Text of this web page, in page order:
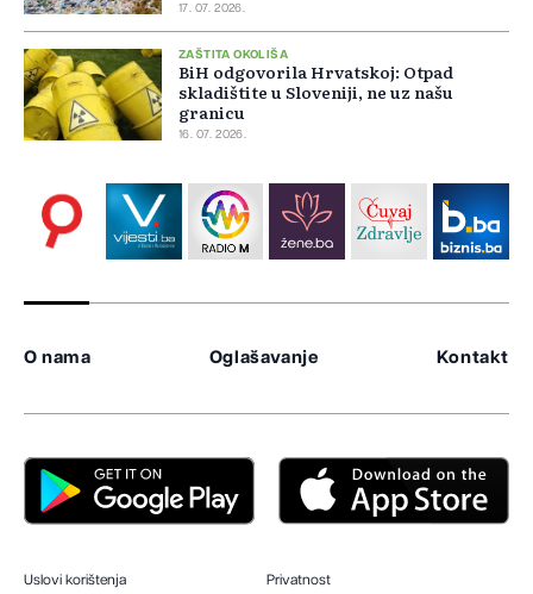
17. 07. 2026.
ZAŠTITA OKOLIŠA
BiH odgovorila Hrvatskoj: Otpad
skladištite u Sloveniji, ne uz našu
granicu
16. 07. 2026.
O nama Oglašavanje Kontakt
Uslovi korištenja Privatnost